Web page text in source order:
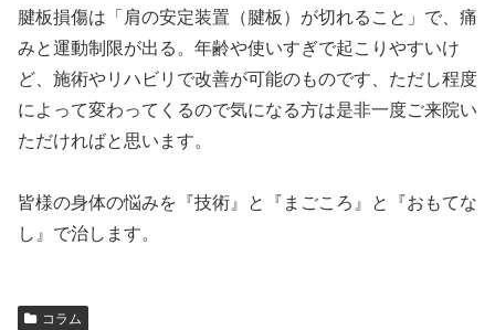
腱板損傷は「肩の安定装置（腱板）が切れること」で、痛
みと運動制限が出る。年齢や使いすぎで起こりやすいけ
ど、施術やリハビリで改善が可能のものです、ただし程度
によって変わってくるので気になる方は是非一度ご来院い
ただければと思います。
皆様の身体の悩みを『技術』と『まごころ』と『おもてな
し』で治します。
コラム